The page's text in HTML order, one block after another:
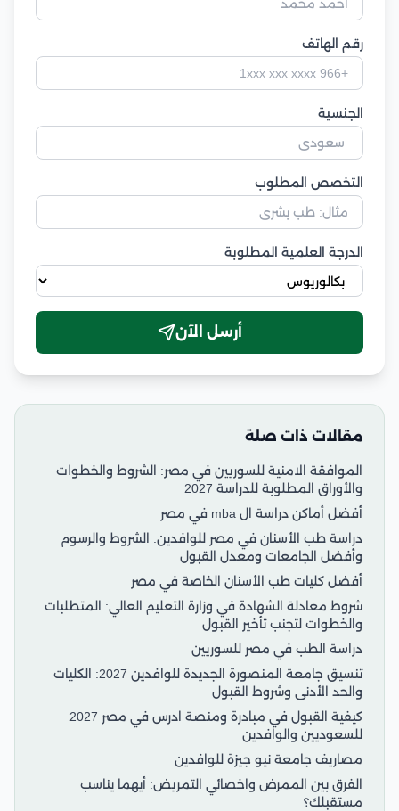
رقم الهاتف
الجنسية
التخصص المطلوب
الدرجة العلمية المطلوبة
أرسل الآن
مقالات ذات صلة
الموافقة الامنية للسوريين في مصر: الشروط والخطوات
والأوراق المطلوبة للدراسة 2027
أفضل أماكن دراسة ال mba في مصر
دراسة طب الأسنان في مصر للوافدين: الشروط والرسوم
وأفضل الجامعات ومعدل القبول
أفضل كليات طب الأسنان الخاصة في مصر
شروط معادلة الشهادة في وزارة التعليم العالي: المتطلبات
والخطوات لتجنب تأخير القبول
دراسة الطب في مصر للسوريين
تنسيق جامعة المنصورة الجديدة للوافدين 2027: الكليات
والحد الأدنى وشروط القبول
كيفية القبول في مبادرة ومنصة ادرس في مصر 2027
للسعوديين والوافدين
مصاريف جامعة نيو جيزة للوافدين
الفرق بين الممرض واخصائي التمريض: أيهما يناسب
مستقبلك؟